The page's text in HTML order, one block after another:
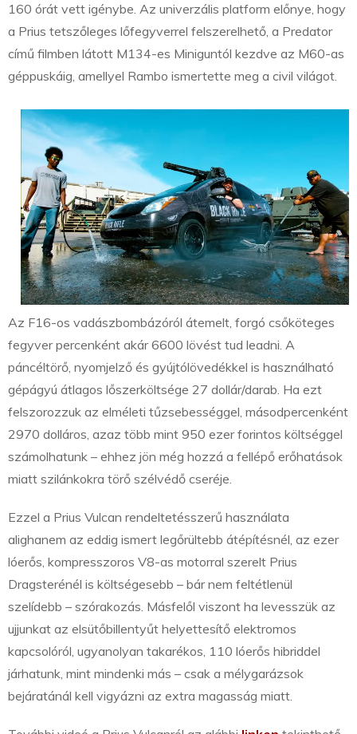
160 órát vett igénybe. Az univerzális platform előnye, hogy
a Prius tetszőleges lőfegyverrel felszerelhető, a Predator
című filmben látott M134-es Miniguntól kezdve az M60-as
géppuskáig, amellyel Rambo ismertette meg a civil világot.
Az F16-os vadászbombázóról átemelt, forgó csőköteges
fegyver percenként akár 6600 lövést tud leadni. A
páncéltörő, nyomjelző és gyújtólövedékkel is használható
gépágyú átlagos lőszerköltsége 27 dollár/darab. Ha ezt
felszorozzuk az elméleti tűzsebességgel, másodpercenként
2970 dolláros, azaz több mint 950 ezer forintos költséggel
számolhatunk – ehhez jön még hozzá a fellépő erőhatások
miatt szilánkokra törő szélvédő cseréje.
Ezzel a Prius Vulcan rendeltetésszerű használata
alighanem az eddig ismert legőrültebb átépítésnél, az ezer
lóerős, kompresszoros V8-as motorral szerelt Prius
Dragsterénél is költségesebb – bár nem feltétlenül
szelídebb – szórakozás. Másfelől viszont ha levesszük az
ujjunkat az elsütőbillentyűt helyettesítő elektromos
kapcsolóról, ugyanolyan takarékos, 110 lóerős hibriddel
járhatunk, mint mindenki más – csak a mélygarázsok
bejáratánál kell vigyázni az extra magasság miatt.